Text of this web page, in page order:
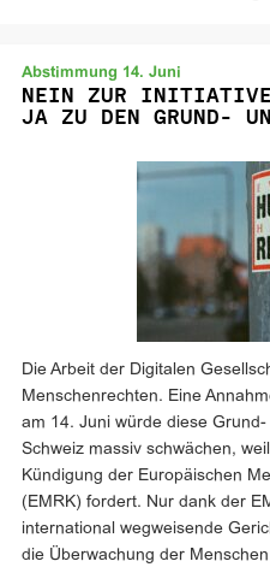
Abstimmung 14. Juni
NEIN ZUR
JA ZU DEN GRUND-
Die Arbeit der Digitalen
Menschenrechten. Eine
am 14. Juni würde diese
Schweiz massiv schwächen,
Kündigung der Europäischen
(EMRK) fordert. Nur dank der
international wegweisende
die Überwachung der